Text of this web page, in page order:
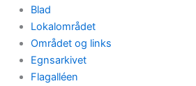
Blad
Lokalområdet
Området og links
Egnsarkivet
Flagalléen